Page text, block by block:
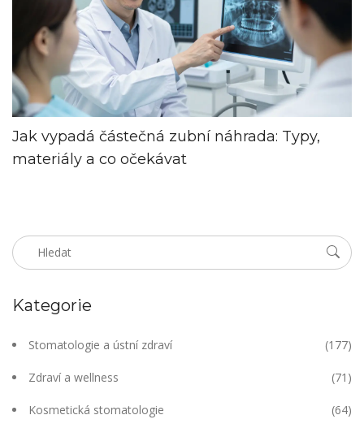
Jak vypadá částečná zubní náhrada: Typy,
materiály a co očekávat
Kategorie
Stomatologie a ústní zdraví (177)
Zdraví a wellness (71)
Kosmetická stomatologie (64)